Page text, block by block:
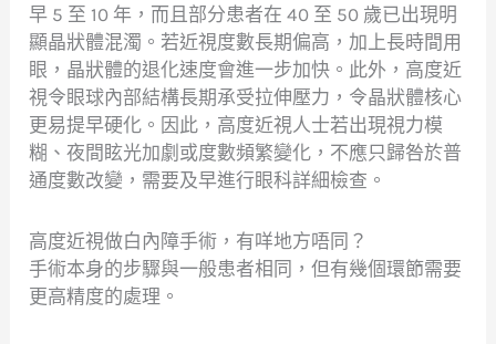
早 5 至 10 年，而且部分患者在 40 至 50 歲已出現明
顯晶狀體混濁。若近視度數長期偏高，加上長時間用
眼，晶狀體的退化速度會進一步加快。此外，高度近
視令眼球內部結構長期承受拉伸壓力，令晶狀體核心
更易提早硬化。因此，高度近視人士若出現視力模
糊、夜間眩光加劇或度數頻繁變化，不應只歸咎於普
通度數改變，需要及早進行眼科詳細檢查。
高度近視做白內障手術，有咩地方唔同？
手術本身的步驟與一般患者相同，但有幾個環節需要
更高精度的處理。